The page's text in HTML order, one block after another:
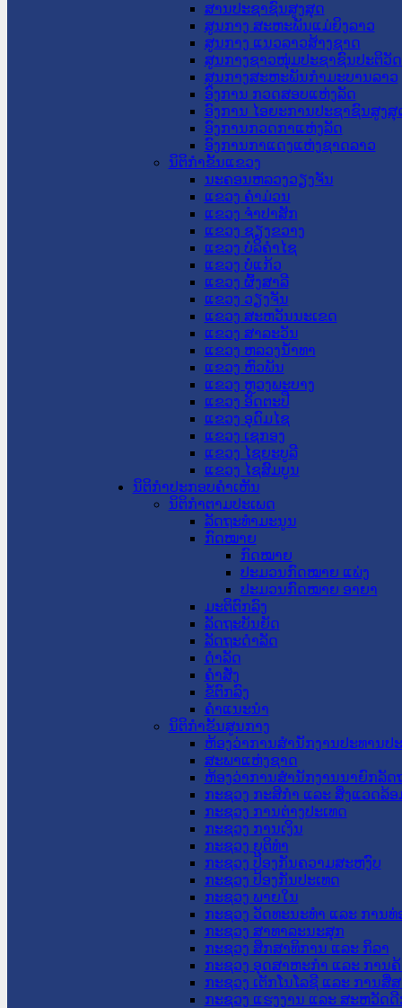
ສານປະຊາຊົນສູງສຸດ
ສູນກາງ ສະຫະພັນແມ່ຍິງລາວ
ສູນກາງ ແນວລາວສ້າງຊາດ
ສູນກາງຊາວໜຸ່ມປະຊາຊົນປະຕິວັ
ສູນກາງສະຫະພັນກຳມະບານລາວ
ອົງການ ກວດສອບແຫ່ງລັດ
ອົງການ ໄອຍະການປະຊາຊົນສູງສຸ
ອົງການກວດກາແຫ່ງລັດ
ອົງການກາແດງແຫ່ງຊາດລາວ
ນິຕິກໍາຂັ້ນແຂວງ
ນະ​ຄອນ​ຫລວງວຽງຈັນ
ແຂວງ ຄໍາມ່ວນ
ແຂວງ ຈໍາປາສັກ
ແຂວງ ຊຽງຂວາງ
ແຂວງ ບໍລິຄໍາໄຊ
ແຂວງ ບໍ່ແກ້ວ
ແຂວງ ຜົ້ງສາລີ
ແຂວງ ວຽງຈັນ
ແຂວງ ສະຫວັນນະເຂດ
ແຂວງ ສາລະວັນ
ແຂວງ ຫລວງນໍ້າທາ
ແຂວງ ຫົວພັນ
ແຂວງ ຫຼວງພະບາງ
ແຂວງ ອັດຕະປື
ແຂວງ ອຸດົມໄຊ
ແຂວງ ເຊກອງ
ແຂວງ ໄຊຍະບູລີ
ແຂວງ ໄຊສົມບູນ
ນິຕິກໍາປະກອບຄໍາເຫັນ
ນິຕິກໍາຕາມປະເພດ
ລັດຖະທໍາມະນູນ
ກົດໝາຍ
ກົດໝາຍ
ປະມວນກົດໝາຍ ແພ່ງ
ປະມວນກົດໝາຍ ອາຍາ
ມະຕິຕົກລົງ
ລັດຖະບັນຍັດ
ລັດຖະດໍາລັດ
ດໍາລັດ
ຄໍາສັ່ງ
ຂໍ້ຕົກລົງ
ຄໍາແນະນໍາ
ນິຕິກຳຂັ້ນສູນກາງ
ຫ້ອງວ່າການສໍານັກງານປະທານປ
ສະພາແຫ່ງຊາດ
ຫ້ອງວ່າການສຳນັກງານນາຍົກລັດ
ກະຊວງ ກະສິກຳ ແລະ ສິ່ງແວດລ້ອ
ກະຊວງ ການຕ່າງປະເທດ
ກະຊວງ ການເງິນ
ກະຊວງ ຍຸຕິທໍາ
ກະຊວງ ປ້ອງກັນຄວາມສະຫງົບ
ກະຊວງ ປ້ອງກັນປະເທດ
ກະຊວງ ພາຍໃນ
ກະຊວງ ວັດທະນະທຳ ແລະ ການທ່
ກະຊວງ ສາທາລະນະສຸກ
ກະຊວງ ສຶກສາທິການ ແລະ ກິລາ
ກະຊວງ ອຸດສາຫະກຳ ແລະ ການຄ້
ກະຊວງ ເຕັກໂນໂລຊີ ແລະ ການສື່
ກະຊວງ ແຮງງານ ແລະ ສະຫວັດ